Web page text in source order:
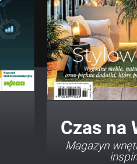
Twój
Porady i